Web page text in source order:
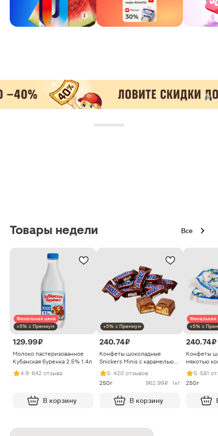
Товары недели Все
Финальная цена
+5% с Премиум
129.99 ₽
Молоко пастеризованное
Кубанская буренка 2.5% 1.4л
4.9· 642 отзыва
В корзину
+5% с Премиум
240.74 ₽
Конфеты шоколадные
Snickers Minis с карамелью
арахисом и нугой
5· 420 отзывов
250г
962.99 ₽ · 1кг
В корзину
Финальная
+5% с
240.74 ₽
Конфеты
мякотью
5· 581
250г